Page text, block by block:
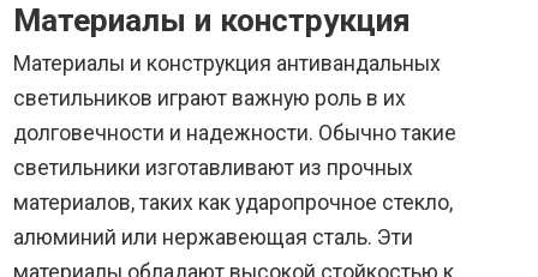
Материалы и конструкция
Материалы и конструкция антивандальных
светильников играют важную роль в их
долговечности и надежности. Обычно такие
светильники изготавливают из прочных
материалов, таких как ударопрочное стекло,
алюминий или нержавеющая сталь. Эти
материалы обладают высокой стойкостью к